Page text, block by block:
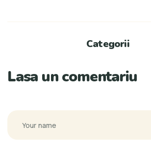
Categorii
Lasa un comentariu